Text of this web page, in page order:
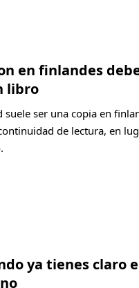
en finlandes
libro
suele ser una copia en
de lectura, en
ya tienes claro